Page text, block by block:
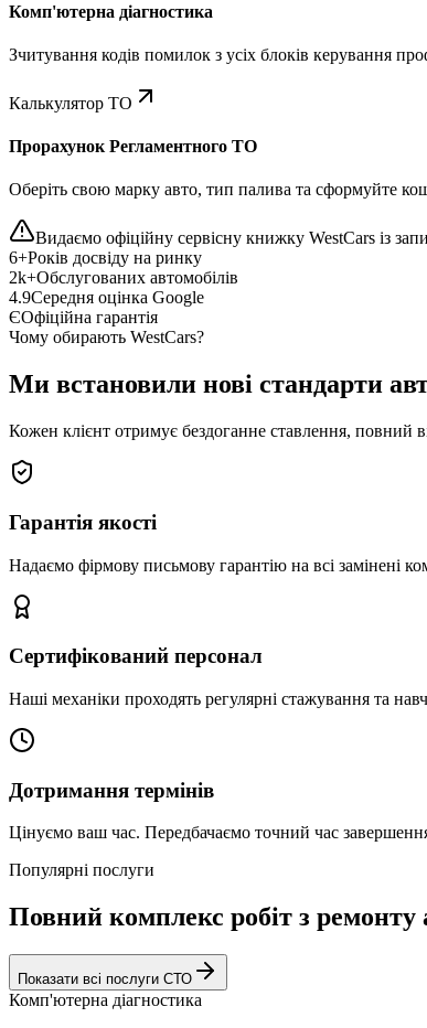
Комп'ютерна діагностика
Зчитування кодів помилок з усіх блоків керування
Калькулятор ТО
Прорахунок Регламентного ТО
Оберіть свою марку авто, тип палива та сформуйте
Видаємо офіційну сервісну книжку WestCars із
6+Років досвіду на ринку
2k+Обслугованих автомобілів
4.9Середня оцінка Google
ЄОфіційна гарантія
Чому обирають WestCars?
Ми встановили нові стандарти
Кожен клієнт отримує бездоганне ставлення, повний
Гарантія якості
Надаємо фірмову письмову гарантію на всі замінені
Сертифікований персонал
Наші механіки проходять регулярні стажування та
Дотримання термінів
Цінуємо ваш час. Передбачаємо точний час
Популярні послуги
Повний комплекс робіт з ремонту
Показати всі послуги СТО
Комп'ютерна діагностика